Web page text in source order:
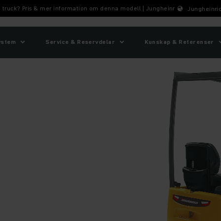
truck? Pris & mer information om denna modell | Jungheinrich
Service & Reservdelar Kunskap & Referenser